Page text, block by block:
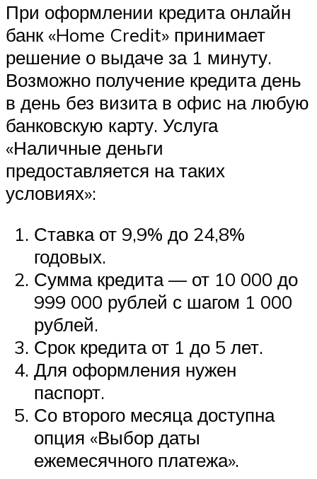
При оформлении кредита онлайн
банк «Home Credit» принимает
решение о выдаче за 1 минуту.
Возможно получение кредита день
в день без визита в офис на любую
банковскую карту. Услуга
«Наличные деньги
предоставляется на таких
условиях»:
Ставка от 9,9% до 24,8%
годовых.
Сумма кредита — от 10 000 до
999 000 рублей с шагом 1 000
рублей.
Срок кредита от 1 до 5 лет.
Для оформления нужен
паспорт.
Со второго месяца доступна
опция «Выбор даты
ежемесячного платежа».